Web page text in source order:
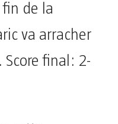
de la
va arracher
Score final: 2-